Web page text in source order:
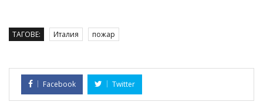
ТАГОВЕ: Италия пожар
Facebook Twitter